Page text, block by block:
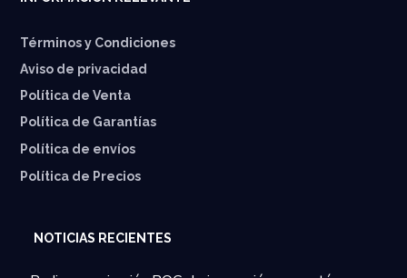
Términos y Condiciones
Aviso de privacidad
Política de Venta
Política de Garantías
⁠Política de envíos
Política de Precios
NOTICIAS RECIENTES